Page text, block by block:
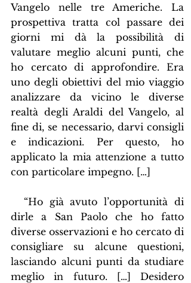
Vangelo nelle tre Americhe. La
prospettiva tratta col passare dei
giorni mi dà la possibilità di
valutare meglio alcuni punti, che
ho cercato di approfondire. Era
uno degli obiettivi del mio viaggio
analizzare da vicino le diverse
realtà degli Araldi del Vangelo, al
fine di, se necessario, darvi consigli
e indicazioni. Per questo, ho
applicato la mia attenzione a tutto
con particolare impegno. […]
“Ho già avuto l’opportunità di
dirle a San Paolo che ho fatto
diverse osservazioni e ho cercato di
consigliare su alcune questioni,
lasciando alcuni punti da studiare
meglio in futuro. […] Desidero